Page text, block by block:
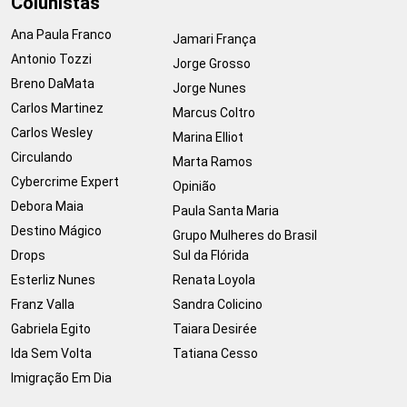
Ana Paula Franco
Antonio Tozzi
Breno DaMata
Carlos Martinez
Carlos Wesley
Circulando
Cybercrime Expert
Debora Maia
Destino Mágico
Drops
Esterliz Nunes
Franz Valla
Gabriela Egito
Ida Sem Volta
Imigração Em Dia
Jamari França
Jorge Grosso
Jorge Nunes
Marcus Coltro
Marina Elliot
Marta Ramos
Opinião
Paula Santa Maria
Grupo Mulheres do Brasil
Sul da Flórida
Renata Loyola
Sandra Colicino
Taiara Desirée
Tatiana Cesso